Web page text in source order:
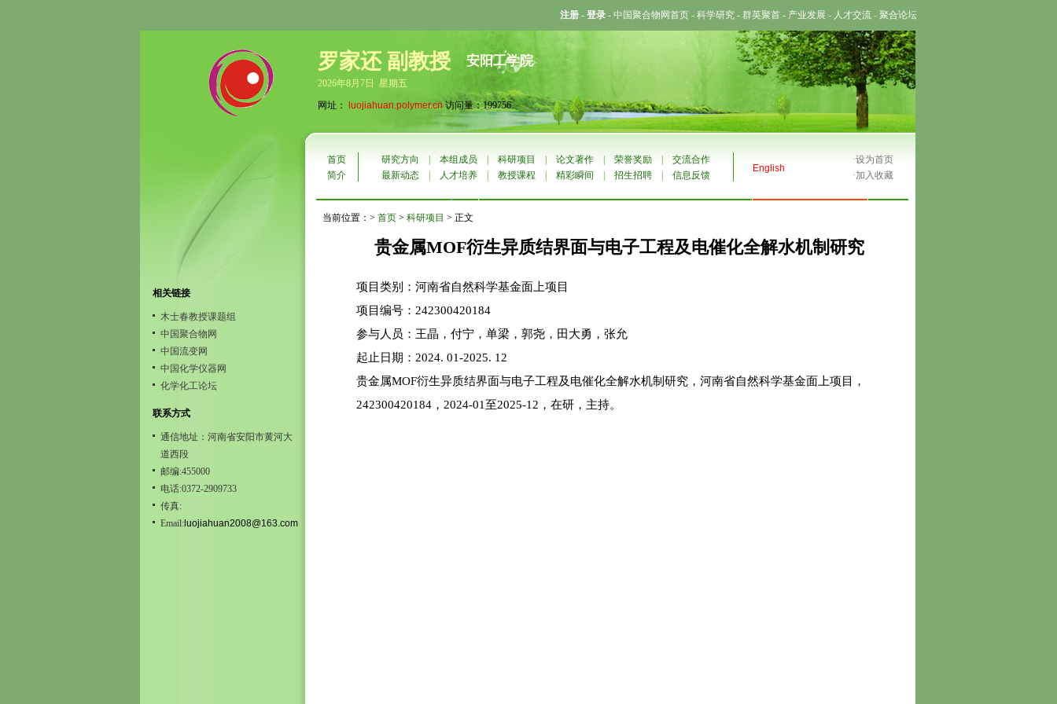
注册 - 登录 - 中国聚合物网首页 - 科学研究 - 群英聚首 - 产业发展 - 人才交流 - 聚合论坛
罗家还 副教授 安阳工学院
2026年8月7日 星期五
网址：
luojiahuan.polymer.cn访问量：199756
相关链接
木士春教授课题组
中国聚合物网
中国流变网
中国化学仪器网
化学化工论坛
联系方式
通信地址：河南省安阳市黄河大
道西段
邮编:455000
电话:0372-2909733
传真:
Email:luojiahuan2008@163.com
首页 研究方向 本组成员 科研项目 论文著作 荣誉奖励 交流合作
English
·设为首页
简介
最新动态 人才培养 教授课程 精彩瞬间 招生招聘 信息反馈 ·加入收藏
当前位置：> 首页 > 科研项目 > 正文
贵金属MOF衍生异质结界面与电子工程及电催化全解水机制研究
项目类别：河南省自然科学基金面上项目
项目编号：242300420184
参与人员：王晶，付宁，单梁，郭尧，田大勇，张允
起止日期：2024. 01-2025. 12
贵金属MOF衍生异质结界面与电子工程及电催化全解水机制研究，河南省自然科学基金面上项目，
242300420184，2024-01至2025-12，在研，主持。